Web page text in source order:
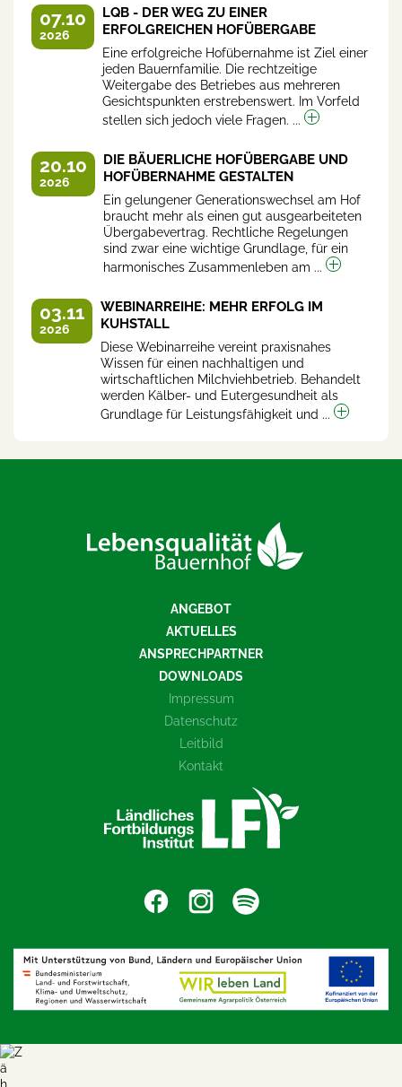
07.10
2026
LQB - DER WEG ZU EINER
ERFOLGREICHEN HOFÜBERGABE
Eine erfolgreiche Hofübernahme ist Ziel einer
jeden Bauernfamilie. Die rechtzeitige
Weitergabe des Betriebes aus mehreren
Gesichtspunkten erstrebenswert. Im Vorfeld
stellen sich jedoch viele Fragen. ...
20.10
2026
DIE BÄUERLICHE HOFÜBERGABE UND
HOFÜBERNAHME GESTALTEN
Ein gelungener Generationswechsel am Hof
braucht mehr als einen gut ausgearbeiteten
Übergabevertrag. Rechtliche Regelungen
sind zwar eine wichtige Grundlage, für ein
harmonisches Zusammenleben am ...
03.11
2026
WEBINARREIHE: MEHR ERFOLG IM
KUHSTALL
Diese Webinarreihe vereint praxisnahes
Wissen für einen nachhaltigen und
wirtschaftlichen Milchviehbetrieb. Behandelt
werden Kälber- und Eutergesundheit als
Grundlage für Leistungsfähigkeit und ...
ANGEBOT
AKTUELLES
ANSPRECHPARTNER
DOWNLOADS
Impressum
Datenschutz
Leitbild
Kontakt